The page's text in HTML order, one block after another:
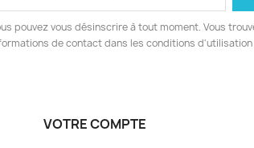
pouvez vous désinscrire à tout moment. Vous
de contact dans les conditions d'utilisation
VOTRE COMPTE